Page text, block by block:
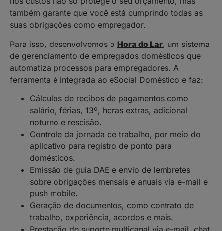
também garante que você está cumprindo todas as
suas obrigações como empregador.
Para isso, desenvolvemos o Hora do Lar, um sistema
de gerenciamento de empregados domésticos que
automatiza processos para empregadores. A
ferramenta é integrada ao eSocial Doméstico e faz:
Cálculos de recibos de pagamentos como
salário, férias, 13º, horas extras, adicional
noturno e rescisão.
Controle da jornada de trabalho, por meio do
aplicativo para registro de ponto para
domésticos.
Emissão de guia DAE e envio de lembretes
sobre obrigações mensais e anuais via e-mail e
push mobile.
Geração de documentos, como contrato de
trabalho, experiência, acordos e mais.